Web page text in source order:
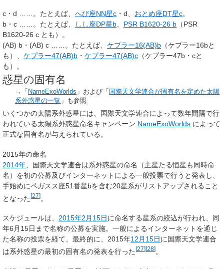
c・d ……。たとえば、 へび座NN星c ・d、 おとめ座DT星c。
b・c ……。たとえば、
しし座DP星b PSR B1620-26 b （PSR
B1620-26 c とも）。
(AB) b・(AB) c ……。たとえば、 ケプラー16(AB)b （ケプラー16bと
も）、 ケプラー47(AB)b ・ ケプラー47(AB)c （ケプラー47b・cと
も）。
惑星の固有名
→「 NameExoWorlds 」および「 国際天文学連合が固有名を定めた太陽
系外惑星の一覧 」も参照
いくつかの太陽系外惑星には、国際天文学連合によって数年間隔で行
われている太陽系外惑星命名キャンペーン NameExoWorlds によって
正式な固有名が与えられている。
2015年の命名
2014年 、国際天文学連合は系外惑星の命名（主星たる恒星も同時命
名）を初の公募及びインターネットによる一般投票で行うと発表し、
手始めにペガスス座51番星bを含む20星系がリストアップされること
となった[27]。
スケジュールは、 2015年2月15日に命名する星系の絞込が行われ、同
年6月15日まで名称の公募を実施。一般によるインターネットを通じ
た名称の投票を経て、最終的に、2015年12月15日に国際天文学連合
は系外惑星の最初の固有名の発表を行った [27][28] 。